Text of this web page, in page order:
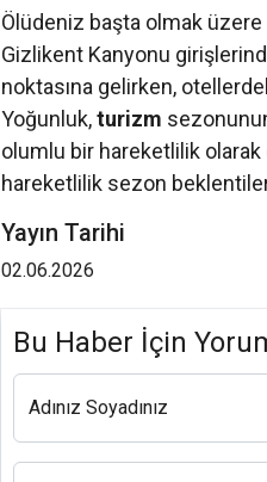
Ölüdeniz başta olmak üzere
Gizlikent Kanyonu
noktasına gelirken,
Yoğunluk,turizm
olumlu bir hareketlilik
hareketlilik sezon
Yayın Tarihi
02.06.2026
Bu Haber İçin
Adınız Soyadınız